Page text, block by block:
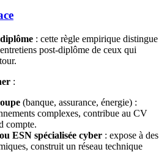
: cette règle empirique distingue
post-diplôme de ceux qui
:
(banque, assurance, énergie) :
complexes, contribue au CV
compte.
ESN spécialisée cyber : expose à des
construit un réseau technique